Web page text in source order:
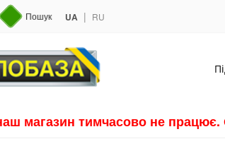
Пошук UA | RU
магазин тимчасово не